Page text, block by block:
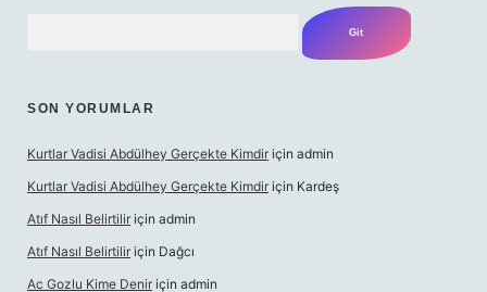
SON YORUMLAR
Kurtlar Vadisi Abdülhey Gerçekte Kimdir için admin
Kurtlar Vadisi Abdülhey Gerçekte Kimdir için Kardeş
Atıf Nasıl Belirtilir için admin
Atıf Nasıl Belirtilir için Dağcı
Ac Gozlu Kime Denir için admin